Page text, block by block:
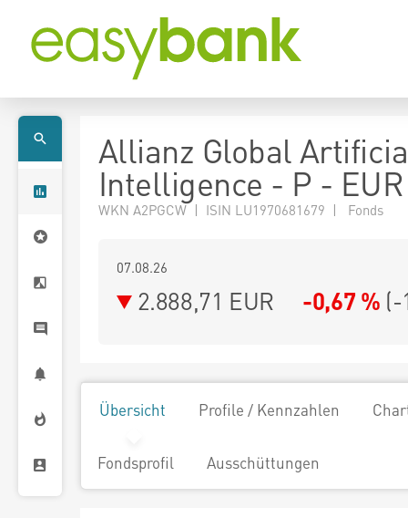
Allianz Global
Intelligence - P - EUR
WKN A2PGCW | ISIN LU1970681679 | Fonds
07.08.26
2.888,71 EUR -0,67 % (-
Übersicht Profile / Kennzahlen
Fondsprofil Ausschüttungen